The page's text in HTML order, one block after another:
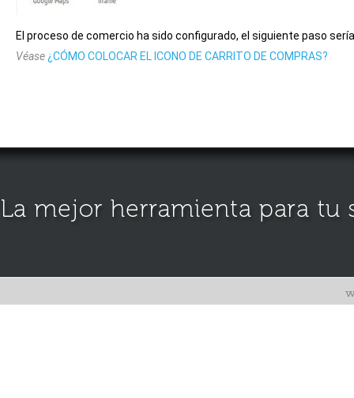
El proceso de comercio ha sido configurado, el siguiente paso
Véase ¿CÓMO COLOCAR EL ICONO DE CARRITO DE COMPRAS?